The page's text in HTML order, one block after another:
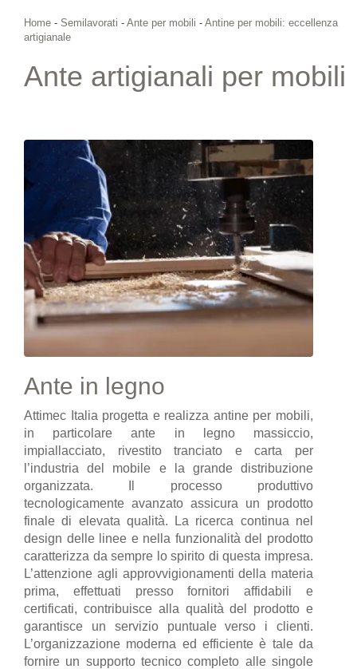
Home - Semilavorati - Ante per mobili - Antine per mobili: eccellenza
artigianale
Ante artigianali per mobili
Ante in legno
Attimec Italia progetta e realizza antine per mobili,
in particolare ante in legno massiccio,
impiallacciato, rivestito tranciato e carta per
l’industria del mobile e la grande distribuzione
organizzata. Il processo produttivo
tecnologicamente avanzato assicura un prodotto
finale di elevata qualità. La ricerca continua nel
design delle linee e nella funzionalità del prodotto
caratterizza da sempre lo spirito di questa impresa.
L’attenzione agli approvvigionamenti della materia
prima, effettuati presso fornitori affidabili e
certificati, contribuisce alla qualità del prodotto e
garantisce un servizio puntuale verso i clienti.
L’organizzazione moderna ed efficiente è tale da
fornire un supporto tecnico completo alle singole